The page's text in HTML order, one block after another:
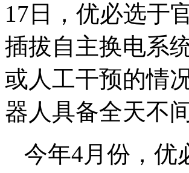
17日，优必选于
插拔自主换电系
或人工干预的情
器人具备全天不
今年4月份，优